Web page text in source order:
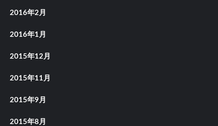
2016年2月
2016年1月
2015年12月
2015年11月
2015年9月
2015年8月